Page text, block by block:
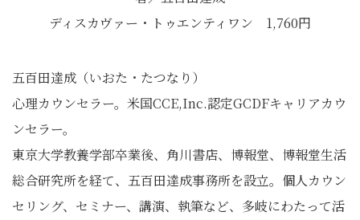
ディスカヴァー・トゥエンティワン 1,760円
五百田達成（いおた・たつなり）
心理カウンセラー。米国CCE,Inc.認定GCDFキャリアカウ
ンセラー。
東京大学教養学部卒業後、角川書店、博報堂、博報堂生活
総合研究所を経て、五百田達成事務所を設立。個人カウン
セリング、セミナー、講演、執筆など、多岐にわたって活